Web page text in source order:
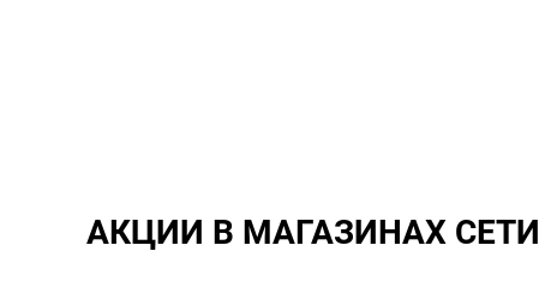
АКЦИИ В МАГАЗИНАХ СЕТИ